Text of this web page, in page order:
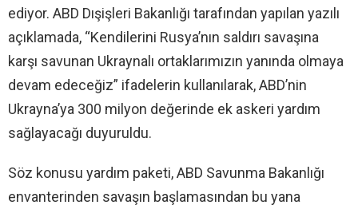
ediyor. ABD Dışişleri Bakanlığı tarafından yapılan yazılı
açıklamada, “Kendilerini Rusya’nın saldırı savaşına
karşı savunan Ukraynalı ortaklarımızın yanında olmaya
devam edeceğiz” ifadelerin kullanılarak, ABD’nin
Ukrayna’ya 300 milyon değerinde ek askeri yardım
sağlayacağı duyuruldu.
Söz konusu yardım paketi, ABD Savunma Bakanlığı
envanterinden savaşın başlamasından bu yana